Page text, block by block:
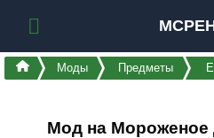
Моды Предметы
Мод на Мороженое